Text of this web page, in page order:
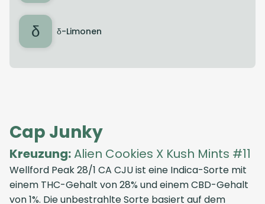
δ δ-Limonen
Cap Junky
Kreuzung:Alien Cookies X Kush Mints #11
Wellford Peak 28/1 CA CJU ist eine Indica-Sorte mit
einem THC-Gehalt von 28% und einem CBD-Gehalt
von 1%. Die unbestrahlte Sorte basiert auf dem